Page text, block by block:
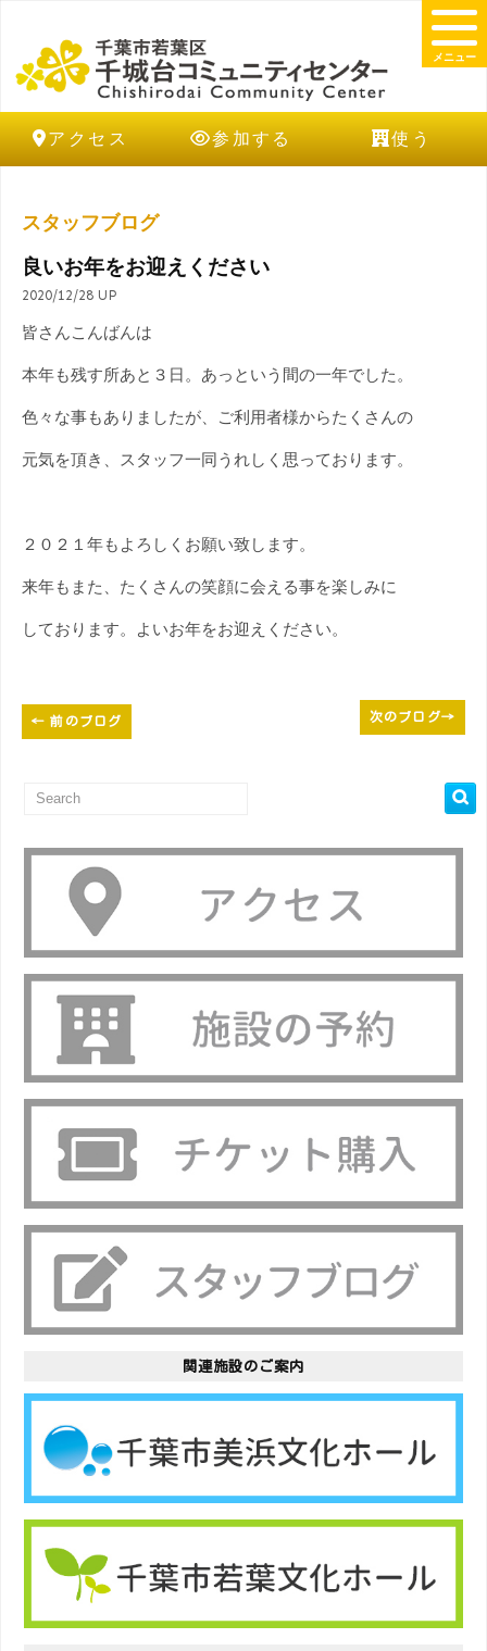
アクセス 参加する 使う
メニュー
スタッフブログ
良いお年をお迎えください
2020/12/28 UP
皆さんこんばんは
本年も残す所あと３日。あっという間の一年でした。
色々な事もありましたが、ご利用者様からたくさんの
元気を頂き、スタッフ一同うれしく思っております。
２０２１年もよろしくお願い致します。
来年もまた、たくさんの笑顔に会える事を楽しみに
しております。よいお年をお迎えください。
← 前のブログ 次のブログ→
関連施設のご案内